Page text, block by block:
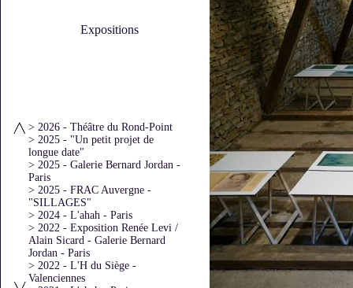
Expositions
> 2026 - Théâtre du Rond-Point
> 2025 - "Un petit projet de
longue date"
> 2025 - Galerie Bernard Jordan -
Paris
> 2025 - FRAC Auvergne -
"SILLAGES"
> 2024 - L'ahah - Paris
> 2022 - Exposition Renée Levi /
Alain Sicard - Galerie Bernard
Jordan - Paris
> 2022 - L'H du Siège -
Valenciennes